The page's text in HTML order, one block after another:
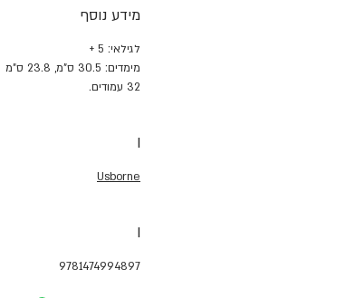
מידע נוסף
לגילאי: 5 +
מימדים: 30.5 ס"מ, 23.8 ס"מ
32 עמודים.
I
Usborne
I
9781474994897